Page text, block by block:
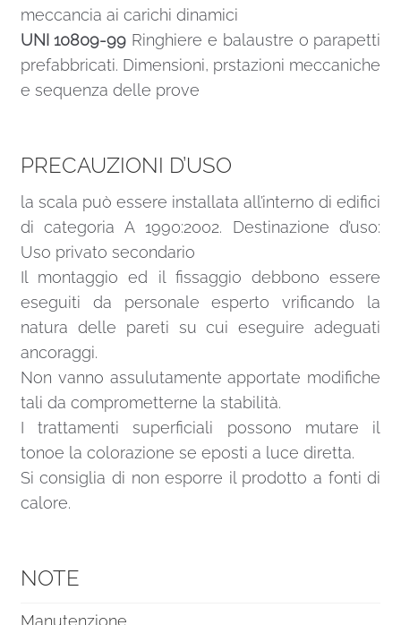
meccancia ai carichi dinamici
UNI 10809-99 Ringhiere e balaustre o parapetti
prefabbricati. Dimensioni, prstazioni meccaniche
e sequenza delle prove
PRECAUZIONI D’USO
la scala può essere installata all’interno di edifici
di categoria A 1990:2002. Destinazione d’uso:
Uso privato secondario
Il montaggio ed il fissaggio debbono essere
eseguiti da personale esperto vrificando la
natura delle pareti su cui eseguire adeguati
ancoraggi.
Non vanno assulutamente apportate modifiche
tali da comprometterne la stabilità.
I trattamenti superficiali possono mutare il
tonoe la colorazione se eposti a luce diretta.
Si consiglia di non esporre il prodotto a fonti di
calore.
NOTE
Manutenzione